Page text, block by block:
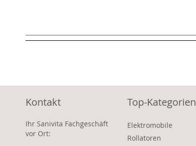
Kontakt
Ihr Sanivita Fachgeschäft
vor Ort:
Top-Kategorien
Elektromobile
Rollatoren